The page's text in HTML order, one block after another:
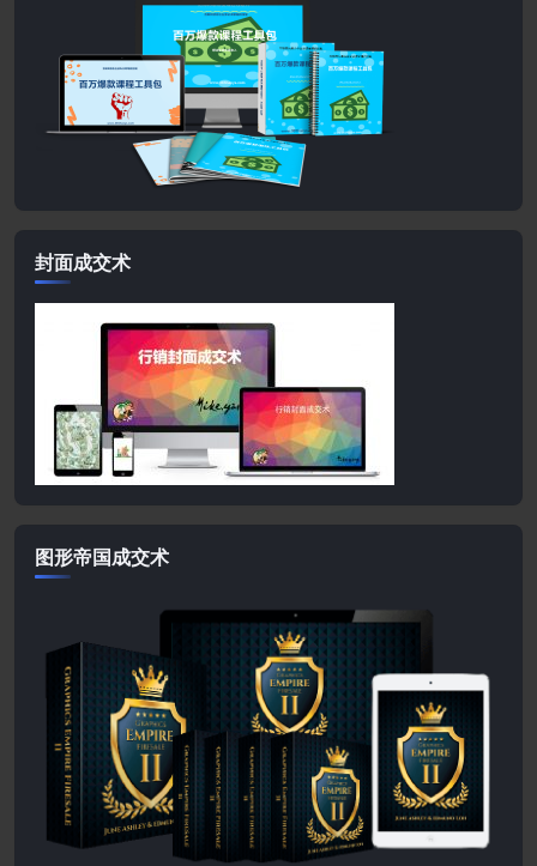
封面成交术
图形帝国成交术